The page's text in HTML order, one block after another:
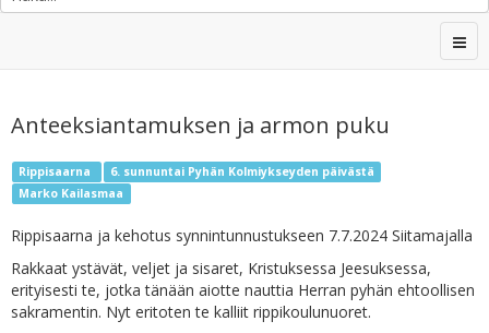
Anteeksiantamuksen ja armon puku
Rippisaarna
6. sunnuntai Pyhän Kolmiykseyden päivästä
Marko Kailasmaa
Rippisaarna ja kehotus synnintunnustukseen 7.7.2024 Siitamajalla
Rakkaat ystävät, veljet ja sisaret, Kristuksessa Jeesuksessa,
erityisesti te, jotka tänään aiotte nauttia Herran pyhän ehtoollisen
sakramentin. Nyt eritoten te kalliit rippikoulunuoret.